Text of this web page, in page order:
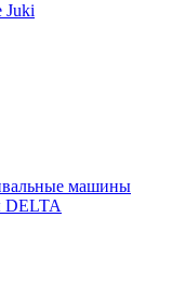
Juki
машины